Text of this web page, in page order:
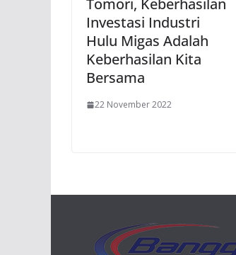
Investasi Industri
Hulu Migas Adalah
Keberhasilan Kita
Bersama
22 November 2022